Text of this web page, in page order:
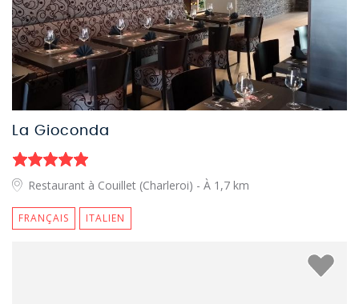
La Gioconda
Restaurant à Couillet (Charleroi) - À 1,7 km
FRANÇAIS ITALIEN